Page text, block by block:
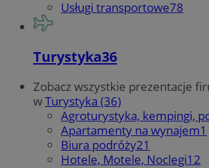
Usługi transportowe78
Turystyka36
Zobacz wszystkie prezentacje
wTurystyka (36)
Agroturystyka, kempingi,
Apartamenty na wynajem1
Biura podróży21
Hotele, Motele, Noclegi12